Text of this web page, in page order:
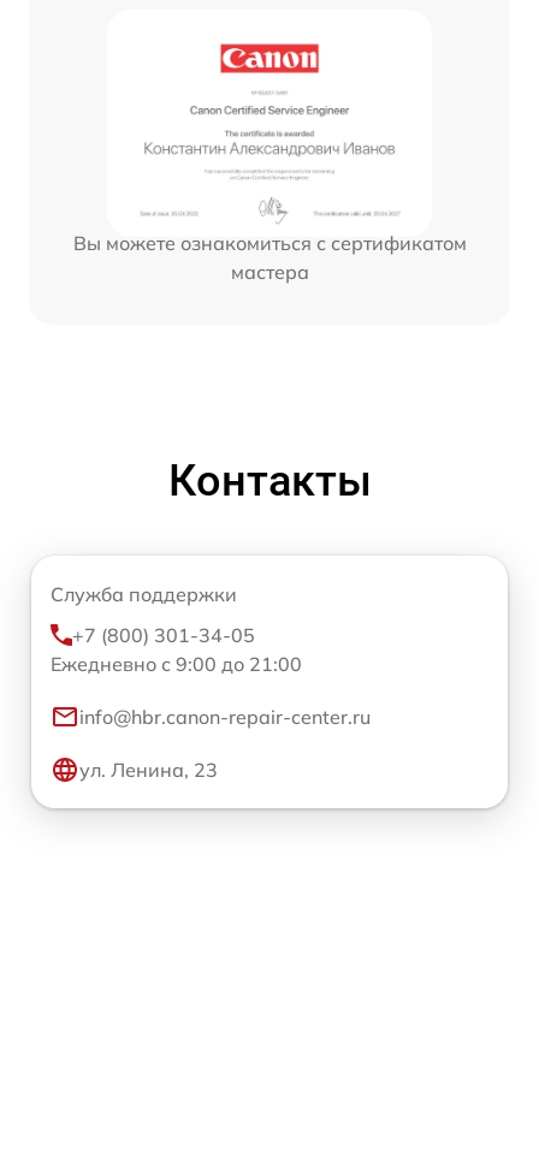
Вы можете ознакомиться с сертификатом
мастера
Контакты
Служба поддержки
+7 (800) 301-34-05
Ежедневно с 9:00 до 21:00
info@hbr.canon-repair-center.ru
ул. Ленина, 23